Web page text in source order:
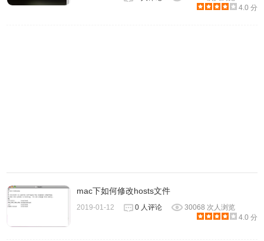
问时会再次询问。
此网站永不存储：Safari 现在及以后都不允许该网站使用该
插件。
4.0 分
mac下如何修改hosts文件
2019-01-12 0 人评论
30068 次人浏览
4.0 分